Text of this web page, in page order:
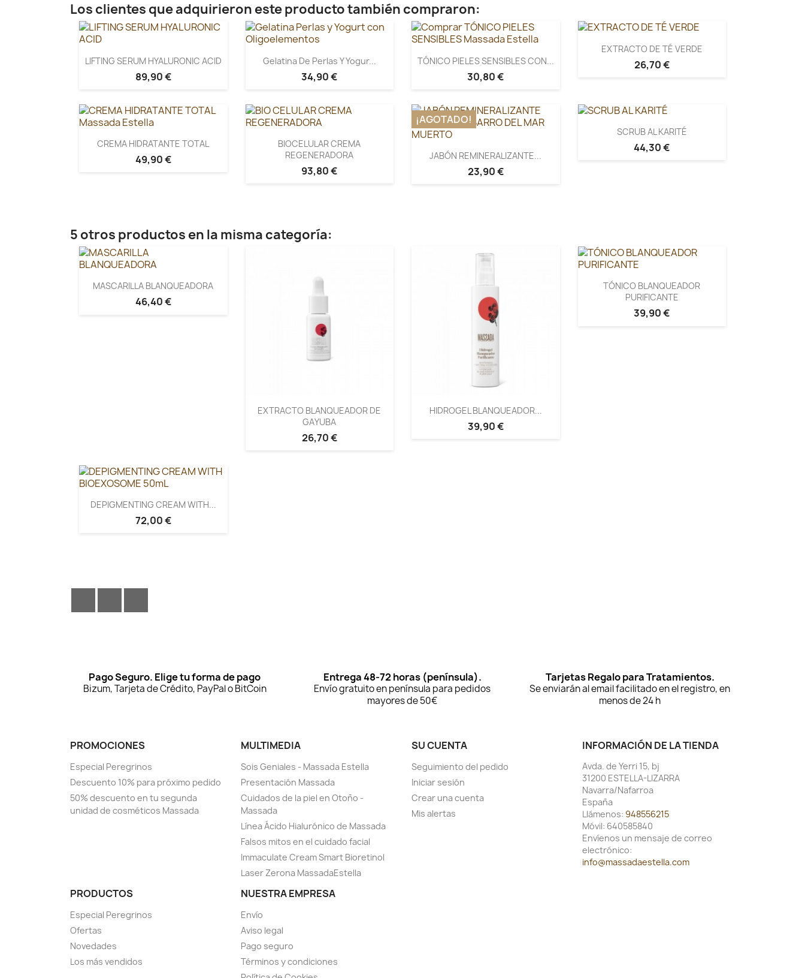
Los clientes que adquirieron este producto también compraron:
LIFTING SERUM HYALURONIC ACID
89,90 €
Gelatina De Perlas Y Yogur...
34,90 €
TÓNICO PIELES SENSIBLES CON...
30,80 €
EXTRACTO DE TÉ VERDE
26,70 €
CREMA HIDRATANTE TOTAL
49,90 €
BIOCELULAR CREMA
REGENERADORA
93,80 €
JABÓN REMINERALIZANTE...
23,90 €
¡AGOTADO!
SCRUB AL KARITÉ
44,30 €
5 otros productos en la misma categoría:
MASCARILLA BLANQUEADORA
46,40 €
EXTRACTO BLANQUEADOR DE
GAYUBA
26,70 €
HIDROGEL BLANQUEADOR...
39,90 €
TÓNICO BLANQUEADOR
PURIFICANTE
39,90 €
DEPIGMENTING CREAM WITH...
72,00 €
Pago Seguro. Elige tu forma de pago
Bizum, Tarjeta de Crédito, PayPal o BitCoin
Entrega 48-72 horas (península).
Envío gratuito en península para pedidos
mayores de 50€
Tarjetas Regalo para Tratamientos.
Se enviarán al email facilitado en el registro, en
menos de 24 h
PROMOCIONES
Especial Peregrinos
Descuento 10% para próximo pedido
50% descuento en tu segunda
unidad de cosméticos Massada
MULTIMEDIA
Sois Geniales - Massada Estella
Presentación Massada
Cuidados de la piel en Otoño -
Massada
Línea Ácido Hialurónico de Massada
Falsos mitos en el cuidado facial
Immaculate Cream Smart Bioretinol
Laser Zerona MassadaEstella
PRODUCTOS
Especial Peregrinos
Ofertas
Novedades
Los más vendidos
NUESTRA EMPRESA
Envío
Aviso legal
Pago seguro
Términos y condiciones
SU CUENTA
Seguimiento del pedido
Iniciar sesión
Crear una cuenta
Mis alertas
INFORMACIÓN DE LA TIENDA
Avda. de Yerri 15, bj
31200 ESTELLA-LIZARRA
Navarra/Nafarroa
España
Llámenos: 948556215
Móvil: 640585840
Envíenos un mensaje de correo
electrónico:
info@massadaestella.com